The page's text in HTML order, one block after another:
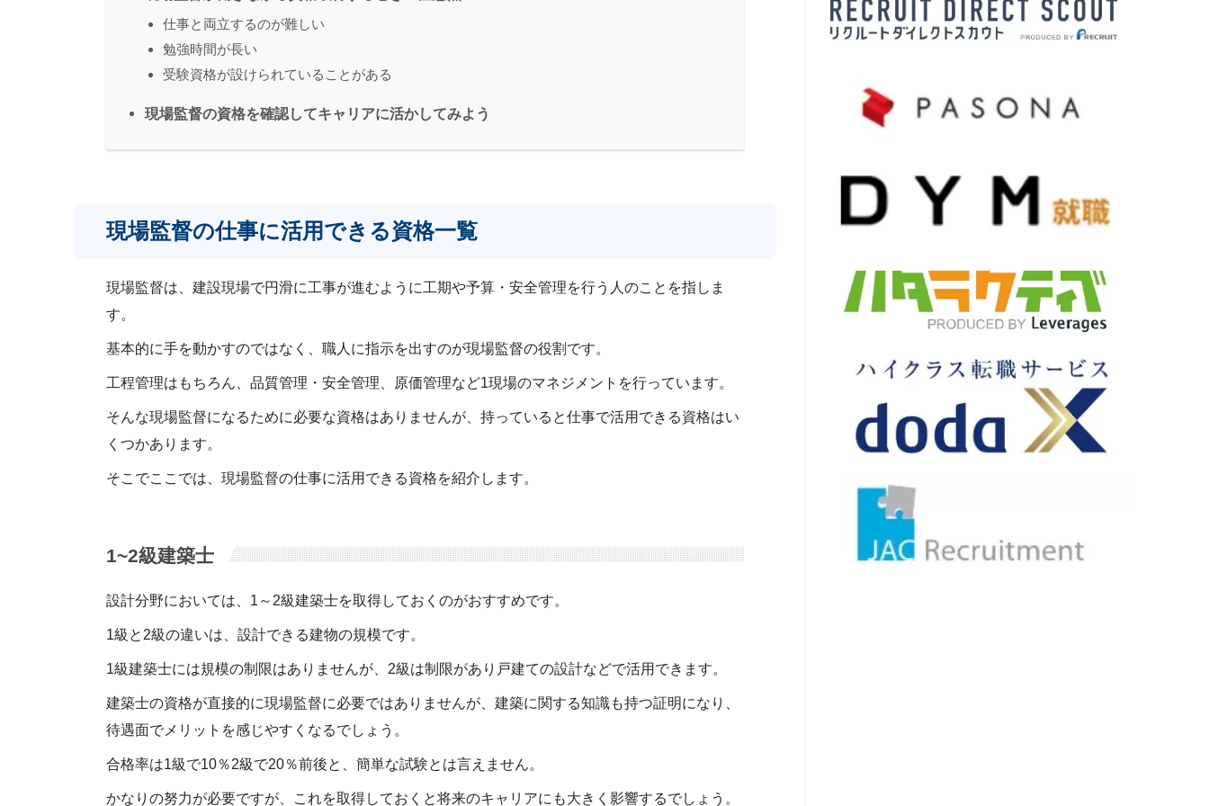
仕事と両立するのが難しい
勉強時間が長い
受験資格が設けられていることがある
現場監督の資格を確認してキャリアに活かしてみよう
現場監督の仕事に活用できる資格一覧
現場監督は、建設現場で円滑に工事が進むように工期や予算・安全管理を行う人のことを指しま
す。
基本的に手を動かすのではなく、職人に指示を出すのが現場監督の役割です。
工程管理はもちろん、品質管理・安全管理、原価管理など1現場のマネジメントを行っています。
そんな現場監督になるために必要な資格はありませんが、持っていると仕事で活用できる資格はい
くつかあります。
そこでここでは、現場監督の仕事に活用できる資格を紹介します。
1~2級建築士
設計分野においては、1～2級建築士を取得しておくのがおすすめです。
1級と2級の違いは、設計できる建物の規模です。
1級建築士には規模の制限はありませんが、2級は制限があり戸建ての設計などで活用できます。
建築士の資格が直接的に現場監督に必要ではありませんが、建築に関する知識も持つ証明になり、
待遇面でメリットを感じやすくなるでしょう。
合格率は1級で10％2級で20％前後と、簡単な試験とは言えません。
かなりの努力が必要ですが、これを取得しておくと将来のキャリアにも大きく影響するでしょう。